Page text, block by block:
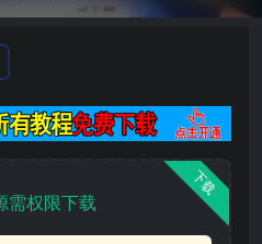
下载
需权限下载